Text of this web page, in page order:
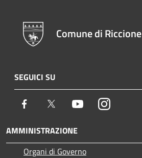
Comune di Riccione
SEGUICI SU
Facebook Twitter YoutubeInstagram
AMMINISTRAZIONE
Organi di Governo